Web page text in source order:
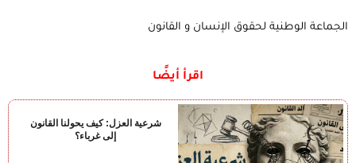
الجماعة الوطنية لحقوق الإنسان و القانون
اقرأ أيضًا
شرعية العزل: كيف يحولنا القانون
إلى غرباء؟